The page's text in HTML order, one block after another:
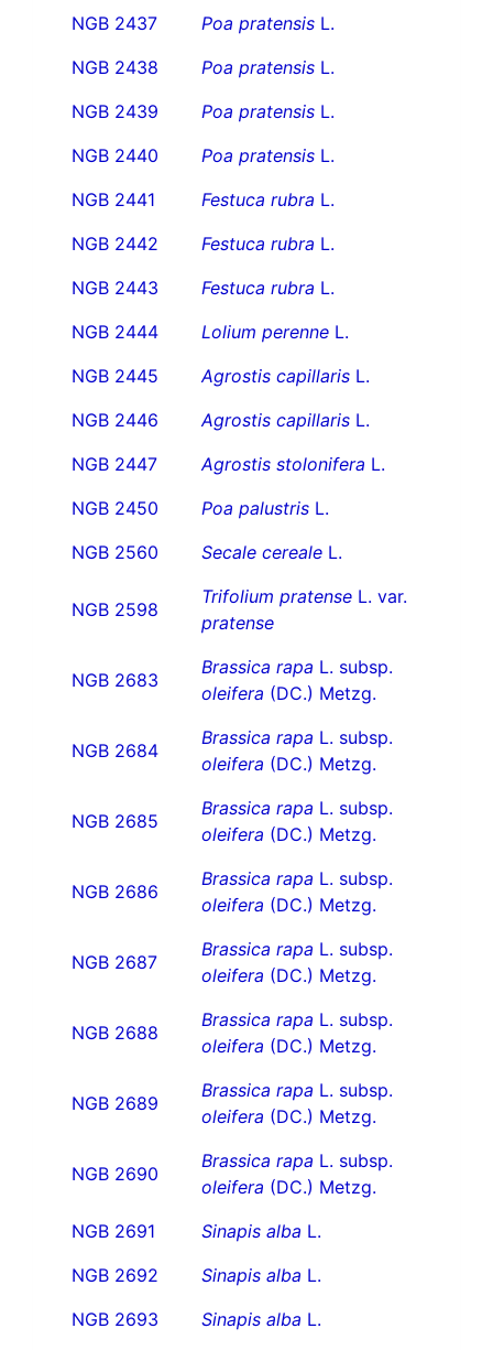
NGB 2437 Poa pratensis L.
NGB 2438
Poa pratensis L.
NGB 2439
Poa pratensis L.
NGB 2440
Poa pratensis L.
NGB 2441
Festuca rubra L.
NGB 2442
Festuca rubra L.
NGB 2443
Festuca rubra L.
NGB 2444
Lolium perenne L.
NGB 2445
Agrostis capillaris L.
NGB 2446
Agrostis capillaris L.
NGB 2447
Agrostis stolonifera L.
NGB 2450
Poa palustris L.
NGB 2560
Secale cereale L.
NGB 2598
Trifolium pratense L. var.
pratense
NGB 2683
Brassica rapa L. subsp.
oleifera (DC.) Metzg.
NGB 2684
Brassica rapa L. subsp.
oleifera (DC.) Metzg.
NGB 2685
Brassica rapa L. subsp.
oleifera (DC.) Metzg.
NGB 2686
Brassica rapa L. subsp.
oleifera (DC.) Metzg.
NGB 2687
Brassica rapa L. subsp.
oleifera (DC.) Metzg.
NGB 2688
Brassica rapa L. subsp.
oleifera (DC.) Metzg.
NGB 2689
Brassica rapa L. subsp.
oleifera (DC.) Metzg.
NGB 2690
Brassica rapa L. subsp.
oleifera (DC.) Metzg.
NGB 2691
Sinapis alba L.
NGB 2692
Sinapis alba L.
NGB 2693
Sinapis alba L.